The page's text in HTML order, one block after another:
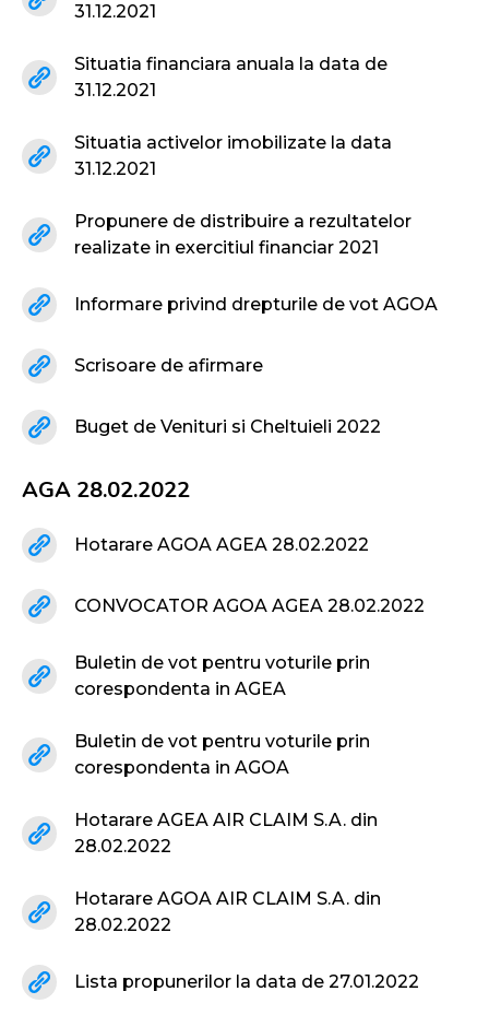
31.12.2021
Situatia financiara anuala la data de
31.12.2021
Situatia activelor imobilizate la data
31.12.2021
Propunere de distribuire a rezultatelor
realizate in exercitiul financiar 2021
Informare privind drepturile de vot AGOA
Scrisoare de afirmare
Buget de Venituri si Cheltuieli 2022
AGA 28.02.2022
Hotarare AGOA AGEA 28.02.2022
CONVOCATOR AGOA AGEA 28.02.2022
Buletin de vot pentru voturile prin
corespondenta in AGEA
Buletin de vot pentru voturile prin
corespondenta in AGOA
Hotarare AGEA AIR CLAIM S.A. din
28.02.2022
Hotarare AGOA AIR CLAIM S.A. din
28.02.2022
Lista propunerilor la data de 27.01.2022